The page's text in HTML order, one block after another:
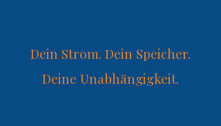
Dein Strom. Dein Speicher.
Deine Unabhängigkeit.